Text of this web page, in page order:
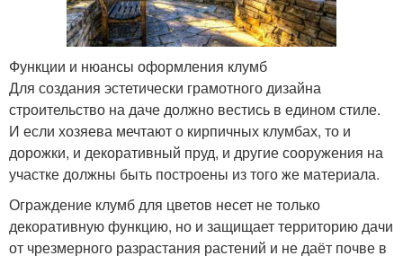
Функции и нюансы оформления клумб
Для создания эстетически грамотного дизайна
строительство на даче должно вестись в едином стиле.
И если хозяева мечтают о кирпичных клумбах, то и
дорожки, и декоративный пруд, и другие сооружения на
участке должны быть построены из того же материала.
Ограждение клумб для цветов несет не только
декоративную функцию, но и защищает территорию дачи
от чрезмерного разрастания растений и не даёт почве в